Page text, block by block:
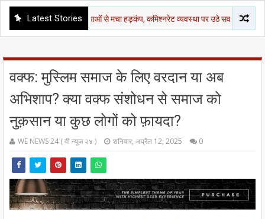
Latest Stories
एक हफ्ते में 6 हत्याओं से मचा हड़कंप, कमिश्नरेट व्यवस्था पर उठे सवाल उत्तर
वक्फ: मुस्लिम समाज के लिए वरदान या अब
अभिशाप? क्या वक्फ संशोधन से समाज को
नुक़सान या कुछ लोगों को फ़ायदा?
WE NEWS 24 ( वी न्यूज २४ ) शनिवार, अप्रैल 12, 2025 0